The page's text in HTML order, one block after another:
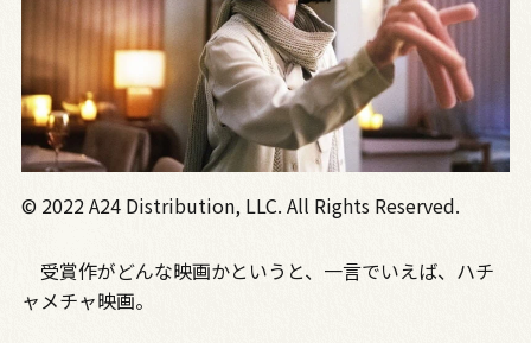
© 2022 A24 Distribution, LLC. All Rights Reserved.
受賞作がどんな映画かというと、一言でいえば、ハチ
ャメチャ映画。